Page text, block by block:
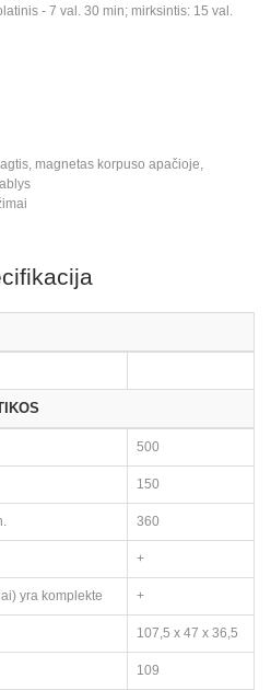
- 7 val. 30 min; mirksintis: 15 val.
magnetas korpuso apačioje,
500
150
360
+
yra komplekte +
107,5 x 47 x 36,5
109